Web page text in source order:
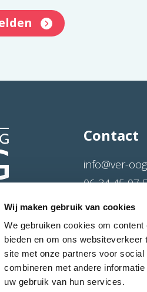
Wij maken gebruik van cookies
We gebruiken cookies om
bieden en om ons
site met onze partners voor
combineren met andere
uw gebruik van hun services.
Contact
info@ver-
06 34 45 97
Hertogstraat
4714 BX